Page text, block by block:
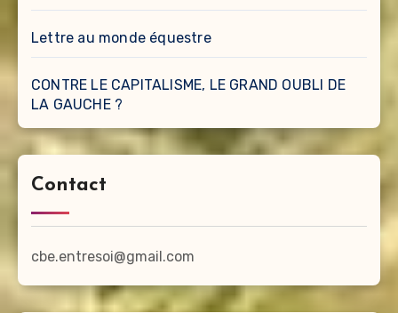
Lettre au monde équestre
CONTRE LE CAPITALISME, LE GRAND OUBLI DE
LA GAUCHE ?
Contact
cbe.entresoi@gmail.com